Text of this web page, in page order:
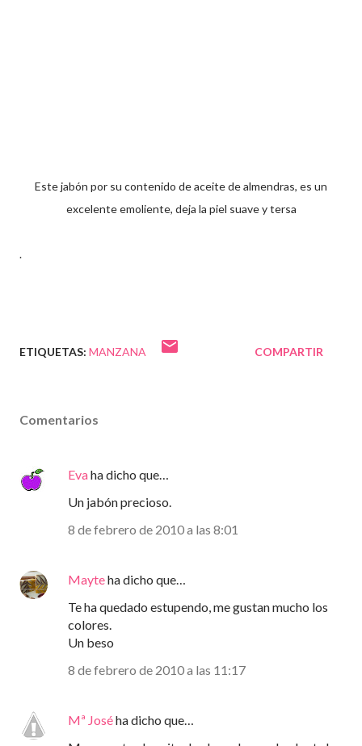
Este jabón por su contenido de aceite de almendras, es un
excelente emoliente, deja la piel suave y tersa
.
ETIQUETAS: MANZANA COMPARTIR
Comentarios
Evaha dicho que…
Un jabón precioso.
8 de febrero de 2010 a las 8:01
Mayteha dicho que…
Te ha quedado estupendo, me gustan mucho los
colores.
Un beso
8 de febrero de 2010 a las 11:17
Mª Joséha dicho que…